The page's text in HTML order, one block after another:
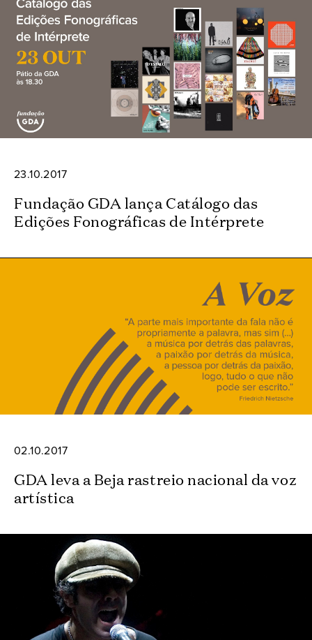
23.10.2017
Fundação GDA lança Catálogo das
Edições Fonográficas de Intérprete
02.10.2017
GDA leva a Beja rastreio nacional da voz
artística